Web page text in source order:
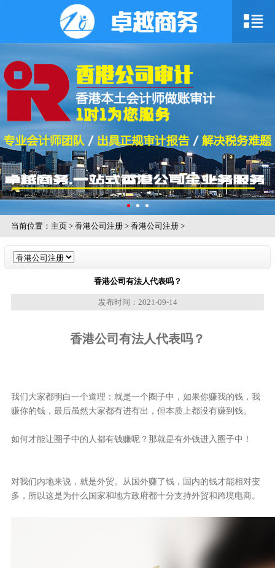
当前位置： 主页> 香港公司注册> 香港公司注册>
香港公司有法人代表吗？
发布时间：2021-09-14
香港公司有法人代表吗？
我们大家都明白一个道理：就是一个圈子中，如果你赚我的钱，我
赚你的钱，最后虽然大家都有进有出，但本质上都没有赚到钱。
如何才能让圈子中的人都有钱赚呢？那就是有外钱进入圈子中！
对我们内地来说，就是外贸。从国外赚了钱，国内的钱才能相对变
多，所以这是为什么国家和地方政府都十分支持外贸和跨境电商。